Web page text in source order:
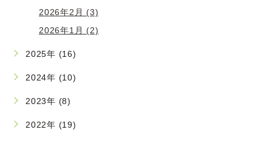
2026年2月 (3)
2026年1月 (2)
2025年 (16)
2024年 (10)
2023年 (8)
2022年 (19)